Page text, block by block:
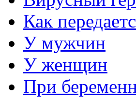
Как
У мужчин
У женщин
При